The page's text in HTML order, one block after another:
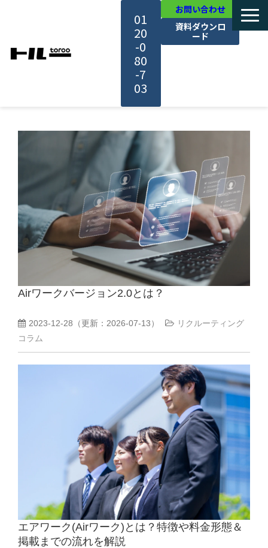
01
20
-0
80
-7
03
お問い合わせ
資料ダウンロ
ード
活用事例
料金・プラン
よくあるご質問
採用ノウハウ
Airワークバージョン2.0とは？
2023-12-28 （更新： 2026-07-13）
リクルーティング
コラム
エアワーク(Airワーク)とは？特徴や料金形態＆
掲載までの流れを解説